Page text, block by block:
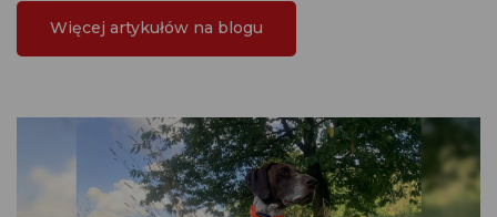
Więcej artykułów na blogu